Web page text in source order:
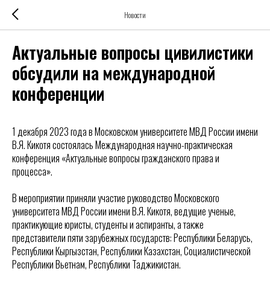
Новости
Актуальные вопросы цивилистики
обсудили на международной
конференции
1 декабря 2023 года в Московском университете МВД России имени
В.Я. Кикотя состоялась Международная научно-практическая
конференция «Актуальные вопросы гражданского права и
процесса».
В мероприятии приняли участие руководство Московского
университета МВД России имени В.Я. Кикотя, ведущие ученые,
практикующие юристы, студенты и аспиранты, а также
представители пяти зарубежных государств: Республики Беларусь,
Республики Кыргызстан, Республики Казахстан, Социалистической
Республики Вьетнам, Республики Таджикистан.